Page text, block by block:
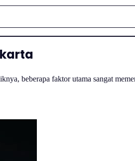
beberapa faktor utama sangat